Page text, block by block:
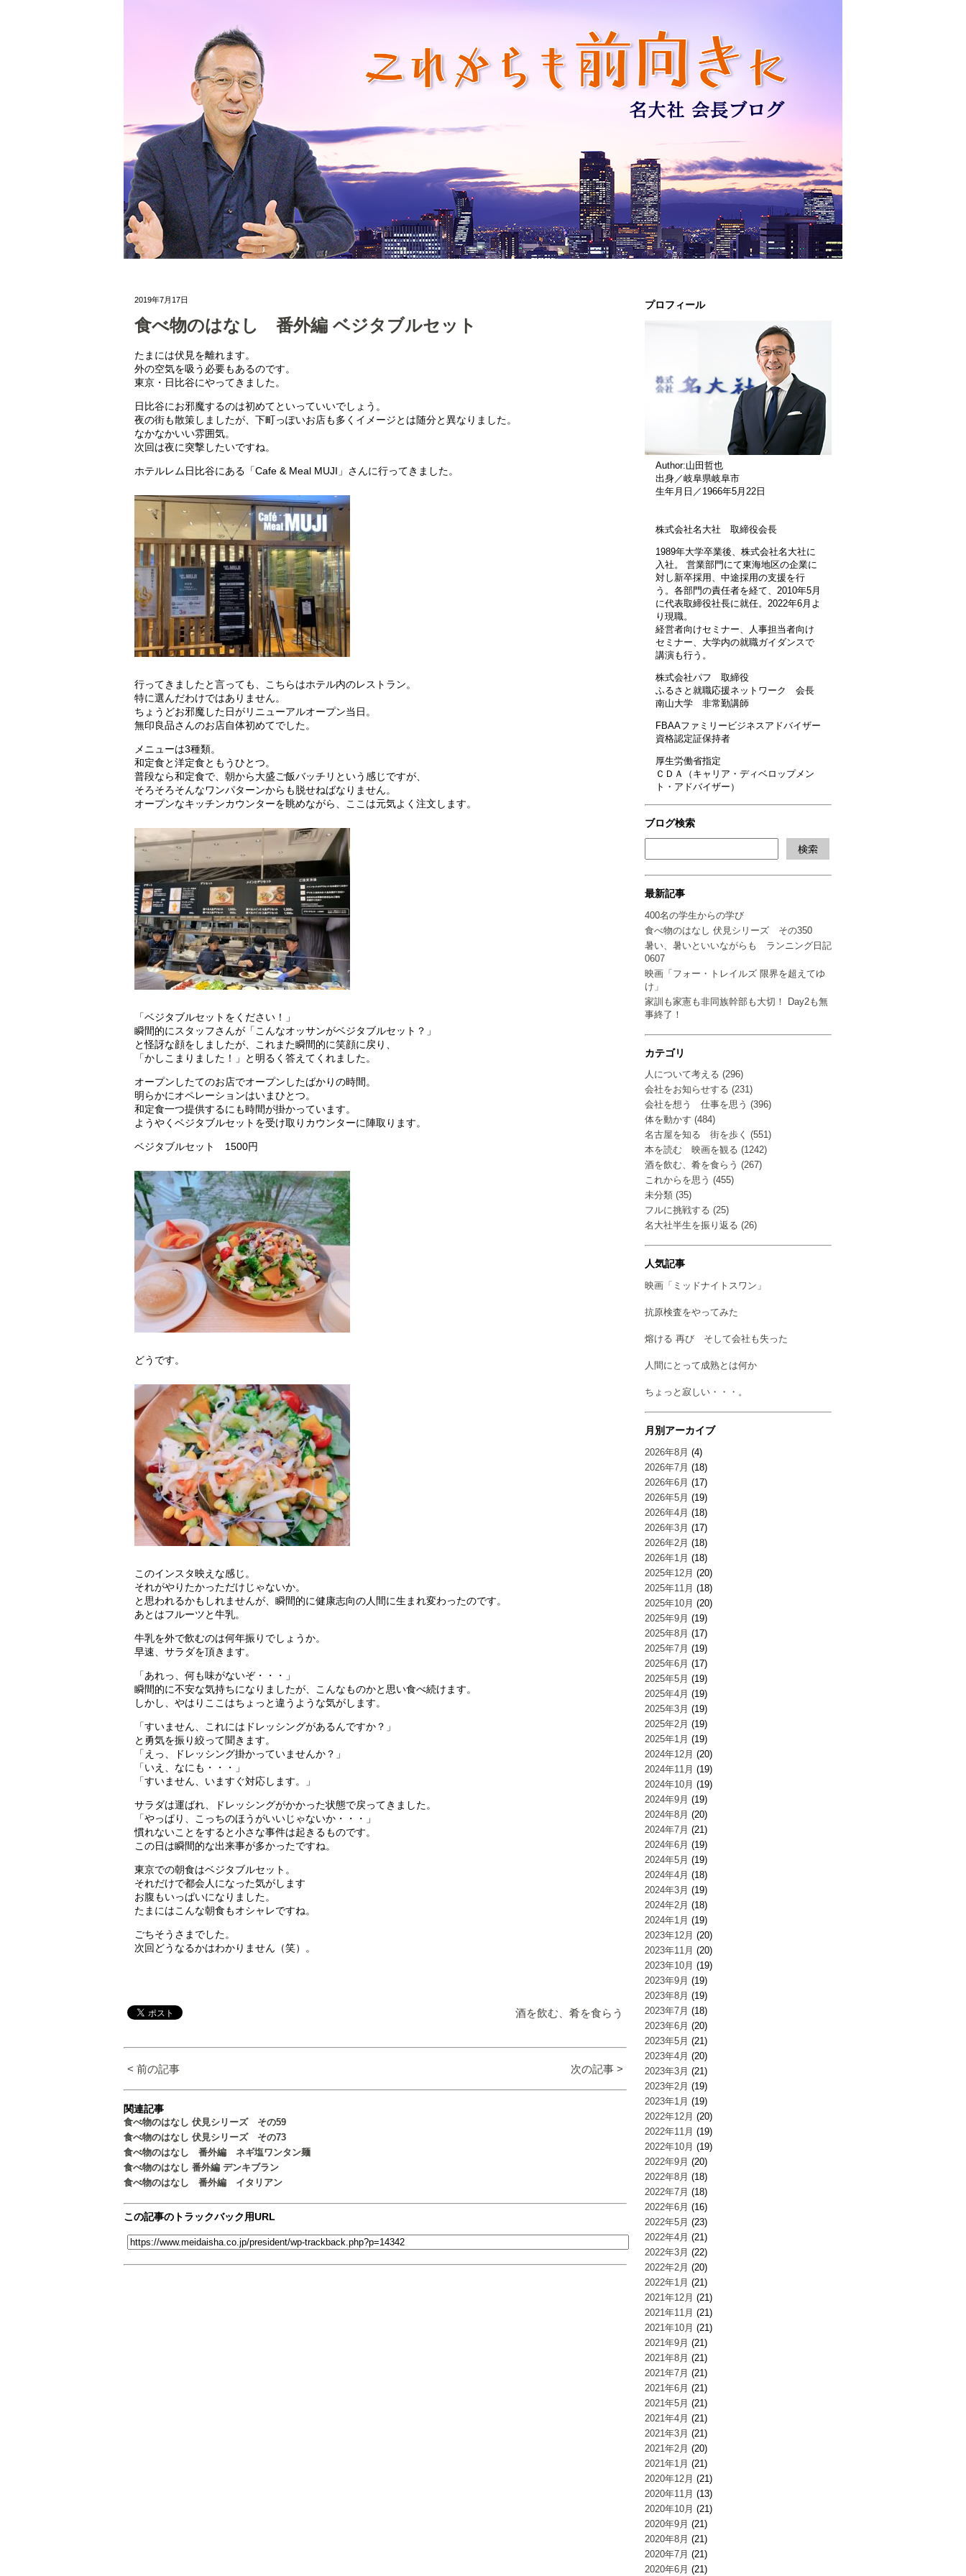
プロフィール
Author:山田哲也
出身／岐阜県岐阜市
生年月日／1966年5月22日
株式会社名大社 取締役会長
1989年大学卒業後、株式会社名大社に
入社。 営業部門にて東海地区の企業に
対し新卒採用、中途採用の支援を行
う。各部門の責任者を経て、2010年5月
に代表取締役社長に就任。2022年6月よ
り現職。
経営者向けセミナー、人事担当者向け
セミナー、大学内の就職ガイダンスで
講演も行う。
株式会社パフ 取締役
ふるさと就職応援ネットワーク 会長
南山大学 非常勤講師
FBAAファミリービジネスアドバイザー
資格認定証保持者
厚生労働省指定
ＣＤＡ（キャリア・ディベロップメン
ト・アドバイザー）
ブログ検索
最新記事
400名の学生からの学び
食べ物のはなし 伏見シリーズ その350
暑い、暑いといいながらも ランニング日記
0607
映画「フォー・トレイルズ 限界を超えてゆ
け」
家訓も家憲も非同族幹部も大切！ Day2も無
事終了！
カテゴリ
人について考える (296)
会社をお知らせする (231)
会社を想う 仕事を思う (396)
体を動かす (484)
名古屋を知る 街を歩く (551)
本を読む 映画を観る (1242)
酒を飲む、肴を食らう (267)
これからを思う (455)
未分類 (35)
フルに挑戦する (25)
名大社半生を振り返る (26)
人気記事
映画「ミッドナイトスワン」
抗原検査をやってみた
熔ける 再び そして会社も失った
人間にとって成熟とは何か
ちょっと寂しい・・・。
月別アーカイブ
2026年8月 (4)
2026年7月 (18)
2026年6月 (17)
2026年5月 (19)
2026年4月 (18)
2026年3月 (17)
2026年2月 (18)
2026年1月 (18)
2025年12月 (20)
2025年11月 (18)
2025年10月 (20)
2025年9月 (19)
2025年8月 (17)
2025年7月 (19)
2025年6月 (17)
2025年5月 (19)
2025年4月 (19)
2025年3月 (19)
2025年2月 (19)
2025年1月 (19)
2024年12月 (20)
2024年11月 (19)
2024年10月 (19)
2024年9月 (19)
2024年8月 (20)
2024年7月 (21)
2024年6月 (19)
2024年5月 (19)
2024年4月 (18)
2024年3月 (19)
2024年2月 (18)
2024年1月 (19)
2023年12月 (20)
2023年11月 (20)
2023年10月 (19)
2023年9月 (19)
2023年8月 (19)
2023年7月 (18)
2023年6月 (20)
2023年5月 (21)
2023年4月 (20)
2023年3月 (21)
2023年2月 (19)
2023年1月 (19)
2022年12月 (20)
2022年11月 (19)
2022年10月 (19)
2022年9月 (20)
2022年8月 (18)
2022年7月 (18)
2022年6月 (16)
2022年5月 (23)
2022年4月 (21)
2022年3月 (22)
2022年2月 (20)
2022年1月 (21)
2021年12月 (21)
2021年11月 (21)
2021年10月 (21)
2021年9月 (21)
2021年8月 (21)
2021年7月 (21)
2021年6月 (21)
2021年5月 (21)
2021年4月 (21)
2021年3月 (21)
2021年2月 (20)
2021年1月 (21)
2020年12月 (21)
2020年11月 (13)
2020年10月 (21)
2020年9月 (21)
2020年8月 (21)
2020年7月 (21)
2020年6月 (21)
2019年7月17日
食べ物のはなし 番外編 ベジタブルセット
たまには伏見を離れます。
外の空気を吸う必要もあるのです。
東京・日比谷にやってきました。
日比谷にお邪魔するのは初めてといっていいでしょう。
夜の街も散策しましたが、下町っぽいお店も多くイメージとは随分と異なりました。
なかなかいい雰囲気。
次回は夜に突撃したいですね。
ホテルレム日比谷にある「Cafe & Meal MUJI」さんに行ってきました。
行ってきましたと言っても、こちらはホテル内のレストラン。
特に選んだわけではありません。
ちょうどお邪魔した日がリニューアルオープン当日。
無印良品さんのお店自体初めてでした。
メニューは3種類。
和定食と洋定食ともうひとつ。
普段なら和定食で、朝から大盛ご飯バッチリという感じですが、
そろそろそんなワンパターンからも脱せねばなりません。
オープンなキッチンカウンターを眺めながら、ここは元気よく注文します。
「ベジタブルセットをください！」
瞬間的にスタッフさんが「こんなオッサンがベジタブルセット？」
と怪訝な顔をしましたが、これまた瞬間的に笑顔に戻り、
「かしこまりました！」と明るく答えてくれました。
オープンしたてのお店でオープンしたばかりの時間。
明らかにオペレーションはいまひとつ。
和定食一つ提供するにも時間が掛かっています。
ようやくベジタブルセットを受け取りカウンターに陣取ります。
ベジタブルセット 1500円
どうです。
このインスタ映えな感じ。
それがやりたかっただけじゃないか。
と思われるかもしれませんが、瞬間的に健康志向の人間に生まれ変わったのです。
あとはフルーツと牛乳。
牛乳を外で飲むのは何年振りでしょうか。
早速、サラダを頂きます。
「あれっ、何も味がないぞ・・・」
瞬間的に不安な気持ちになりましたが、こんなものかと思い食べ続けます。
しかし、やはりここはちょっと違うような気がします。
「すいません、これにはドレッシングがあるんですか？」
と勇気を振り絞って聞きます。
「えっ、ドレッシング掛かっていませんか？」
「いえ、なにも・・・」
「すいません、いますぐ対応します。」
サラダは運ばれ、ドレッシングがかかった状態で戻ってきました。
「やっぱり、こっちのほうがいいじゃないか・・・」
慣れないことをすると小さな事件は起きるものです。
この日は瞬間的な出来事が多かったですね。
東京での朝食はベジタブルセット。
それだけで都会人になった気がします
お腹もいっぱいになりました。
たまにはこんな朝食もオシャレですね。
ごちそうさまでした。
次回どうなるかはわかりません（笑）。
酒を飲む、肴を食らう
< 前の記事 次の記事 >
関連記事
食べ物のはなし 伏見シリーズ その59
食べ物のはなし 伏見シリーズ その73
食べ物のはなし 番外編 ネギ塩ワンタン麺
食べ物のはなし 番外編 デンキブラン
食べ物のはなし 番外編 イタリアン
この記事のトラックバック用URL